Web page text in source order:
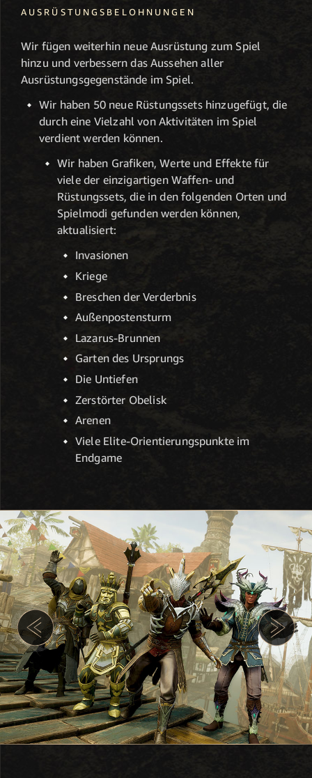
AUSRÜSTUNGSBELOHNUNGEN
Wir fügen weiterhin neue Ausrüstung zum Spiel
hinzu und verbessern das Aussehen aller
Ausrüstungsgegenstände im Spiel.
Wir haben 50 neue Rüstungssets hinzugefügt, die
durch eine Vielzahl von Aktivitäten im Spiel
verdient werden können.
Wir haben Grafiken, Werte und Effekte für
viele der einzigartigen Waffen- und
Rüstungssets, die in den folgenden Orten und
Spielmodi gefunden werden können,
aktualisiert:
Invasionen
Kriege
Breschen der Verderbnis
Außenposten­sturm
Lazarus-Brunnen
Garten des Ursprungs
Die Untiefen
Zerstörter Obelisk
Arenen
Viele Elite-Orientierungspunkte im
Endgame